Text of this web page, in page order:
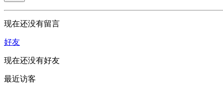
现在还没有留言
好友
现在还没有好友
最近访客